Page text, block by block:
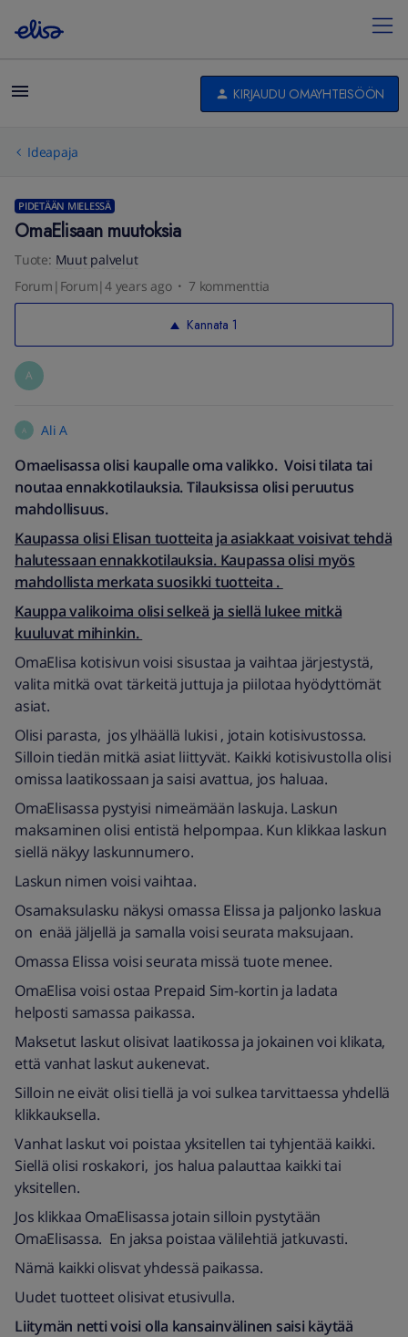
KIRJAUDU OMAYHTEISÖÖN
Ideapaja
PIDETÄÄN MIELESSÄ
OmaElisaan muutoksia
Tuote: Muut palvelut
Forum|Forum|4 years ago
7 kommenttia
Kannata 1
A
A Ali A
Omaelisassa olisi kaupalle oma valikko. Voisi tilata tai
noutaa ennakkotilauksia. Tilauksissa olisi peruutus
mahdollisuus.
Kaupassa olisi Elisan tuotteita ja asiakkaat voisivat tehdä
halutessaan ennakkotilauksia. Kaupassa olisi myös
mahdollista merkata suosikki tuotteita .
Kauppa valikoima olisi selkeä ja siellä lukee mitkä
kuuluvat mihinkin.
OmaElisa kotisivun voisi sisustaa ja vaihtaa järjestystä,
valita mitkä ovat tärkeitä juttuja ja piilotaa hyödyttömät
asiat.
Olisi parasta, jos ylhäällä lukisi , jotain kotisivustossa.
Silloin tiedän mitkä asiat liittyvät. Kaikki kotisivustolla olisi
omissa laatikossaan ja saisi avattua, jos haluaa.
OmaElisassa pystyisi nimeämään laskuja. Laskun
maksaminen olisi entistä helpompaa. Kun klikkaa laskun
siellä näkyy laskunnumero.
Laskun nimen voisi vaihtaa.
Osamaksulasku näkysi omassa Elissa ja paljonko laskua
on enää jäljellä ja samalla voisi seurata maksujaan.
Omassa Elissa voisi seurata missä tuote menee.
OmaElisa voisi ostaa Prepaid Sim-kortin ja ladata
helposti samassa paikassa.
Maksetut laskut olisivat laatikossa ja jokainen voi klikata,
että vanhat laskut aukenevat.
Silloin ne eivät olisi tiellä ja voi sulkea tarvittaessa yhdellä
klikkauksella.
Vanhat laskut voi poistaa yksitellen tai tyhjentää kaikki.
Siellä olisi roskakori, jos halua palauttaa kaikki tai
yksitellen.
Jos klikkaa OmaElisassa jotain silloin pystytään
OmaElisassa. En jaksa poistaa välilehtiä jatkuvasti.
Nämä kaikki olisvat yhdessä paikassa.
Uudet tuotteet olisivat etusivulla.
Liitymän netti voisi olla kansainvälinen saisi käytää